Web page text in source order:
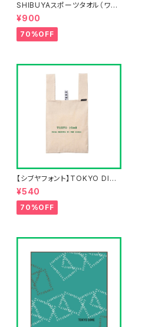
SHIBUYAスポーツタオル（ワニ
ィ×サンディー×シビット）コラボ
タオル
¥900
70%OFF
【シブヤフォント】TOKYO DIME
エコバッグ
¥540
70%OFF